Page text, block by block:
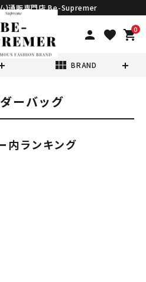
)通販専門店 Be-Supremer
person favorite 0
shopping_cart
view_module BRAND
ーバッグ
内ランキング